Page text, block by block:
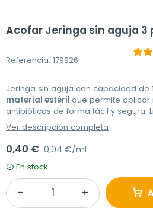
Acofar Jeringa sin aguja 3
Referencia: 179926
Jeringa sin aguja con capacidad de
material estéril que permite
antibióticos de forma fácil y segura.
Ver descripción completa
0,40 € 0,04 €/ml
En stock